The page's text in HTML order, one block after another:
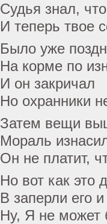
Судья знал,
И теперь твое
Было уже
На корме по
И он закричал
Но охранники
Затем вещи
Мораль
Он не платит,
Но вот как это
В заперли его
Ну, Я не может